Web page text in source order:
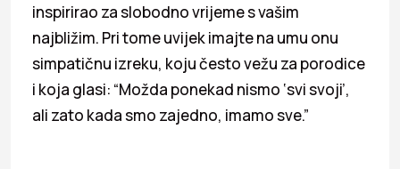
inspirirao za slobodno vrijeme s vašim
najbližim. Pri tome uvijek imajte na umu onu
simpatičnu izreku, koju često vežu za porodice
i koja glasi: “Možda ponekad nismo ‘svi svoji’,
ali zato kada smo zajedno, imamo sve.”